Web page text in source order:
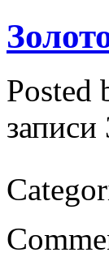
Posted